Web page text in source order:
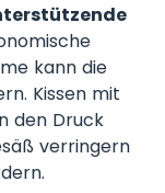
kann die
Kissen mit
den Druck
verringern